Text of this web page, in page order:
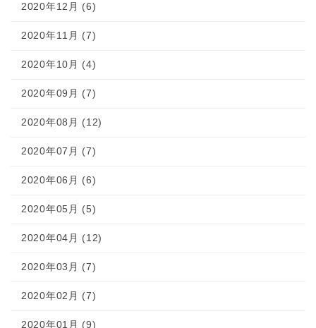
2020年12月 (6)
2020年11月 (7)
2020年10月 (4)
2020年09月 (7)
2020年08月 (12)
2020年07月 (7)
2020年06月 (6)
2020年05月 (5)
2020年04月 (12)
2020年03月 (7)
2020年02月 (7)
2020年01月 (9)